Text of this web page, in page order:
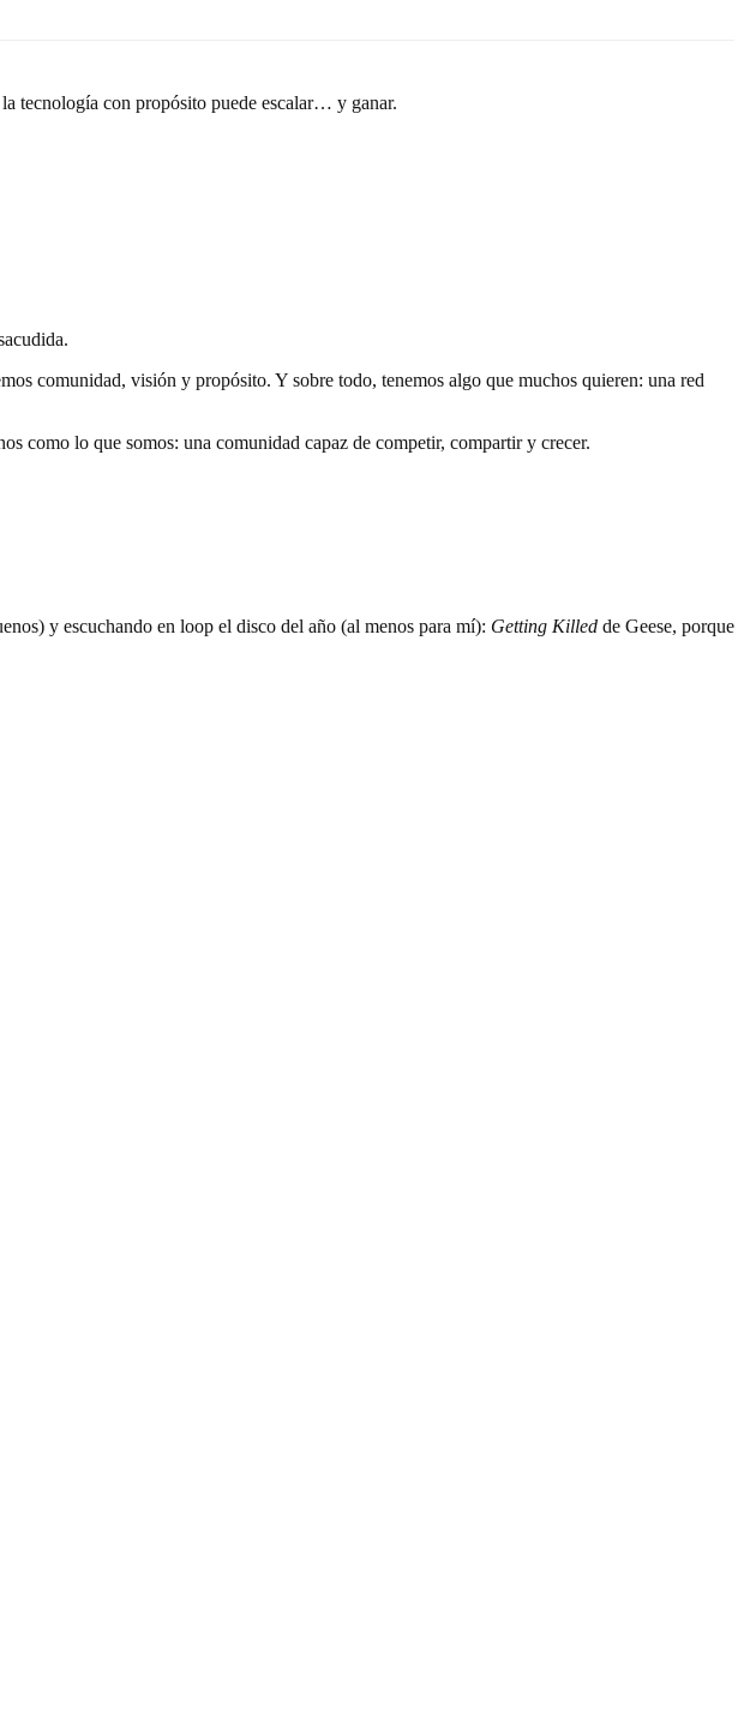
tecnología con propósito puede escalar… y ganar.
comunidad, visión y propósito. Y sobre todo, tenemos algo que muchos quieren: una red
como lo que somos: una comunidad capaz de competir, compartir y crecer.
y escuchando en loop el disco del año (al menos para mí): Getting Killed de Geese, porque